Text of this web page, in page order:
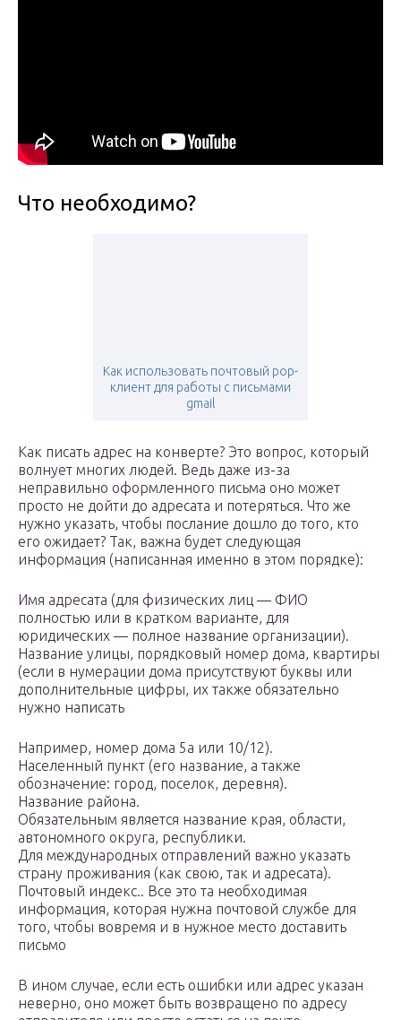
Что необходимо?
Как использовать почтовый pop-
клиент для работы с письмами
gmail
Как писать адрес на конверте? Это вопрос, который
волнует многих людей. Ведь даже из-за
неправильно оформленного письма оно может
просто не дойти до адресата и потеряться. Что же
нужно указать, чтобы послание дошло до того, кто
его ожидает? Так, важна будет следующая
информация (написанная именно в этом порядке):
Имя адресата (для физических лиц — ФИО
полностью или в кратком варианте, для
юридических — полное название организации).
Название улицы, порядковый номер дома, квартиры
(если в нумерации дома присутствуют буквы или
дополнительные цифры, их также обязательно
нужно написать
Например, номер дома 5а или 10/12).
Населенный пункт (его название, а также
обозначение: город, поселок, деревня).
Название района.
Обязательным является название края, области,
автономного округа, республики.
Для международных отправлений важно указать
страну проживания (как свою, так и адресата).
Почтовый индекс.. Все это та необходимая
информация, которая нужна почтовой службе для
того, чтобы вовремя и в нужное место доставить
письмо
В ином случае, если есть ошибки или адрес указан
неверно, оно может быть возвращено по адресу